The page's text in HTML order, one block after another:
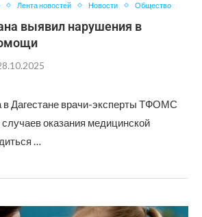
Лента новостей Новости Общество
выявил нарушения в
в Дагестане врачи-эксперты ТФОМС
оказания медицинской
…